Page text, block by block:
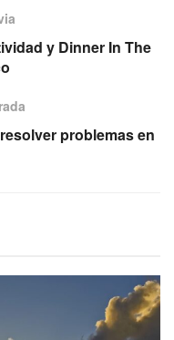
y Dinner In The
problemas en